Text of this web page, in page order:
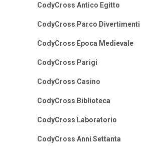
CodyCross Antico Egitto
CodyCross Parco Divertimenti
CodyCross Epoca Medievale
CodyCross Parigi
CodyCross Casino
CodyCross Biblioteca
CodyCross Laboratorio
CodyCross Anni Settanta